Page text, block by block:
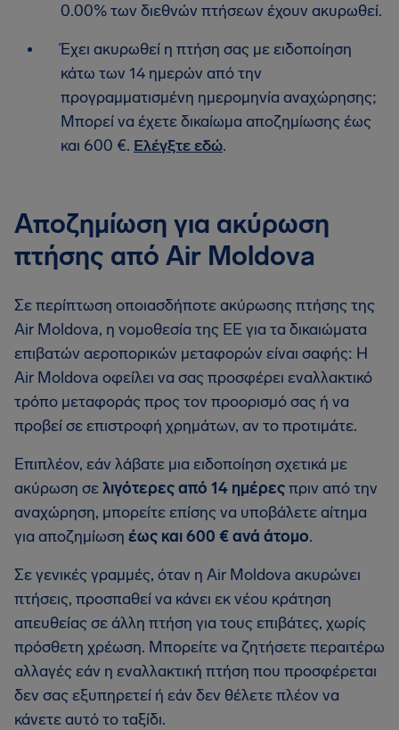
0.00% των διεθνών πτήσεων έχουν ακυρωθεί.
Έχει ακυρωθεί η πτήση σας με ειδοποίηση
κάτω των 14 ημερών από την
προγραμματισμένη ημερομηνία αναχώρησης;
Μπορεί να έχετε δικαίωμα αποζημίωσης έως
και 600 €. Ελέγξτε εδώ.
Αποζημίωση για ακύρωση
πτήσης από Air Moldova
Σε περίπτωση οποιασδήποτε ακύρωσης πτήσης της
Air Moldova, η νομοθεσία της ΕΕ για τα δικαιώματα
επιβατών αεροπορικών μεταφορών είναι σαφής: Η
Air Moldova οφείλει να σας προσφέρει εναλλακτικό
τρόπο μεταφοράς προς τον προορισμό σας ή να
προβεί σε επιστροφή χρημάτων, αν το προτιμάτε.
Επιπλέον, εάν λάβατε μια ειδοποίηση σχετικά με
ακύρωση σελιγότερες από 14 ημέρεςπριν από την
αναχώρηση, μπορείτε επίσης να υποβάλετε αίτημα
για αποζημίωση έως και 600 € ανά άτομο.
Σε γενικές γραμμές, όταν η Air Moldova ακυρώνει
πτήσεις, προσπαθεί να κάνει εκ νέου κράτηση
απευθείας σε άλλη πτήση για τους επιβάτες, χωρίς
πρόσθετη χρέωση. Μπορείτε να ζητήσετε περαιτέρω
αλλαγές εάν η εναλλακτική πτήση που προσφέρεται
δεν σας εξυπηρετεί ή εάν δεν θέλετε πλέον να
κάνετε αυτό το ταξίδι.